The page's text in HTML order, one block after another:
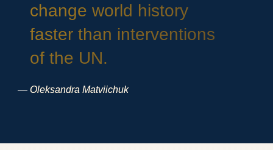
change world history
faster than interventions
of the UN.
Oleksandra Matviichuk